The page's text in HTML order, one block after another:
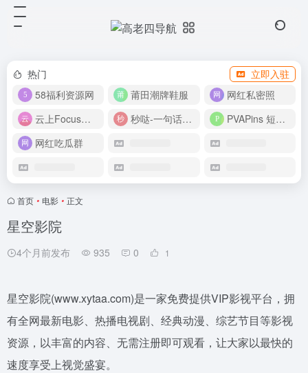
热门
立即入驻
58福利资源网
莆田潮牌鞋服
网红私密照
云上Focus接码平台
秒哒-一句话做应用
PVAPins 短信接码平台
网红吃瓜群
首页 • 电影 • 正文
星空影院
4个月前发布 935 0 1
星空影院(www.xytaa.com)是一家免费提供VIP影视平台，拥
有全网最新电影、热播电视剧、经典动漫、综艺节目等影视
资源，以丰富的内容、无需注册即可观看，让大家以最快的
速度享受上视觉盛宴。